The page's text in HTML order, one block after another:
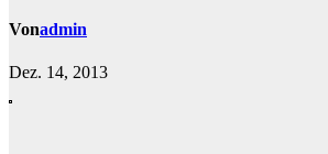
Vonadmin
Dez. 14, 2013